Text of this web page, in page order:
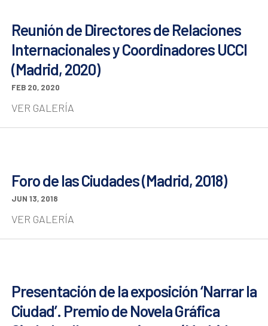
Reunión de Directores de Relaciones
Internacionales y Coordinadores UCCI
(Madrid, 2020)
FEB 20, 2020
VER GALERÍA
Foro de las Ciudades (Madrid, 2018)
JUN 13, 2018
VER GALERÍA
Presentación de la exposición ‘Narrar la
Ciudad’. Premio de Novela Gráfica